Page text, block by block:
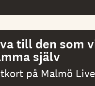
till den som
själv
på Malmö Live